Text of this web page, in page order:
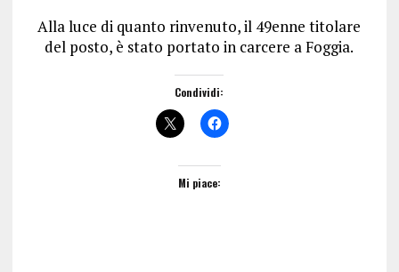
Alla luce di quanto rinvenuto, il 49enne titolare
del posto, è stato portato in carcere a Foggia.
Condividi:
Mi piace: